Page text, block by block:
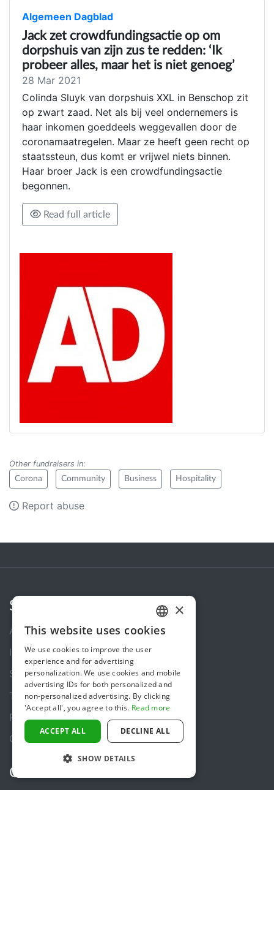
Algemeen Dagblad
Jack zet crowdfundingsactie op om
dorpshuis van zijn zus te redden: ‘Ik
probeer alles, maar het is niet genoeg’
28 Mar 2021
Colinda Sluyk van dorpshuis XXL in Benschop zit
op zwart zaad. Net als bij veel ondernemers is
haar inkomen goeddeels weggevallen door de
coronamaatregelen. Maar ze heeft geen recht op
staatssteun, dus komt er vrijwel niets binnen.
Haar broer Jack is een crowdfundingsactie
begonnen.
Read full article
Other fundraisers in:
Corona Community Business Hospitality
Report abuse
Steunactie
About us
In the news
Security & Reliability
Terms & Conditions
Privacy policy
Cookie policy
Contact
DUTCH
ENGLISH
×
This website uses cookies
We use cookies to improve the user
experience and for advertising
personalization. We use cookies and mobile
advertising IDs for both personalized and
non-personalized advertising. By clicking
'Accept all', you agree to this. Read more
ACCEPT ALL DECLINE ALL
SHOW DETAILS